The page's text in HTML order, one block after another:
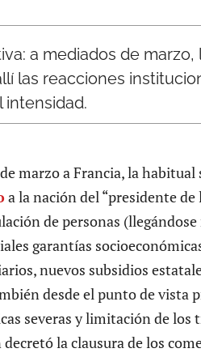
a mediados de
las reacciones
marzo a Francia, la
a la nación del “presidente de
de personas
garantías
nuevos subsidios
desde el punto de vista
severas y limitación de los
la clausura de los